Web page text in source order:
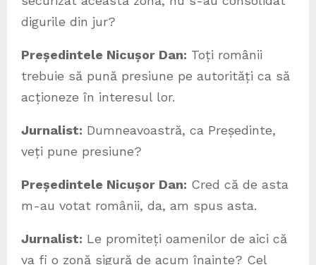
digurile din jur?
Președintele Nicușor Dan: Toți românii
trebuie să pună presiune pe autorități ca să
acționeze în interesul lor.
Jurnalist: Dumneavoastră, ca Președinte,
veți pune presiune?
Președintele Nicușor Dan: Cred că de asta
m-au votat românii, da, am spus asta.
Jurnalist: Le promiteți oamenilor de aici că
va fi o zonă sigură de acum înainte? Cel